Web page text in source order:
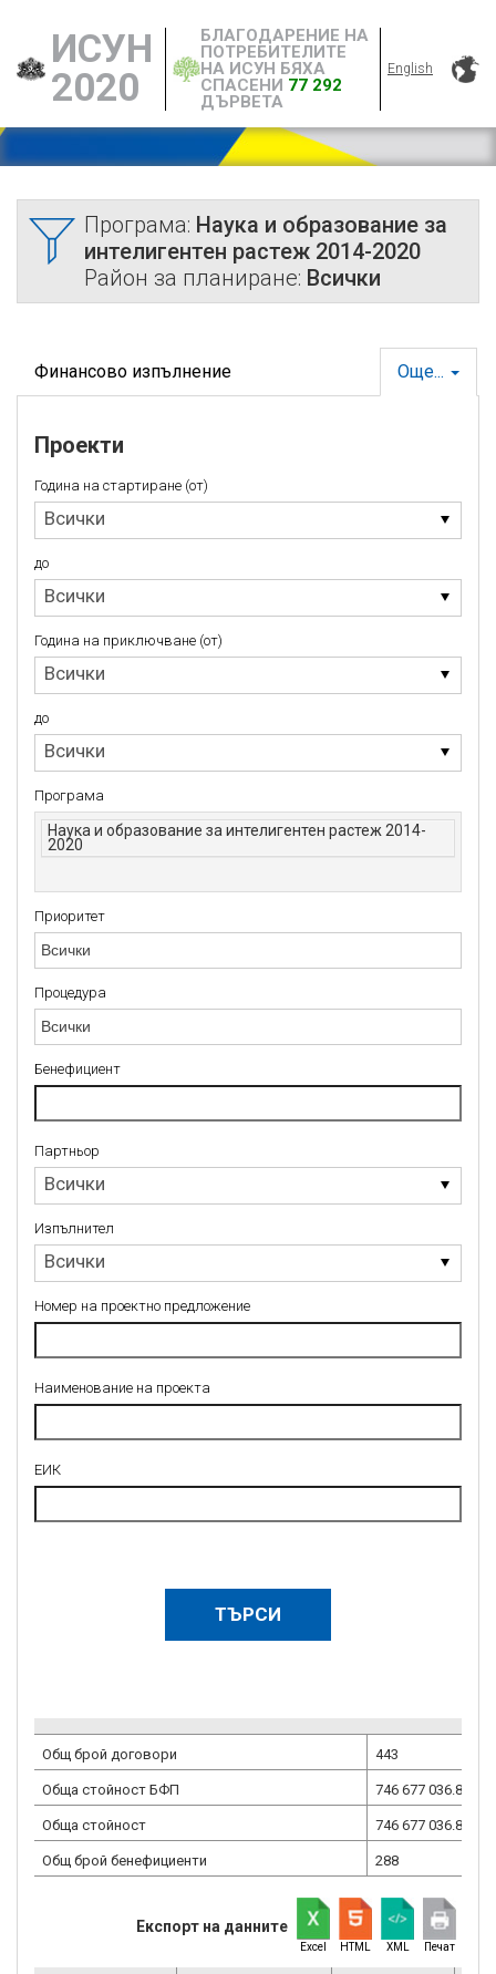
ИСУН
2020
БЛАГОДАРЕНИЕ НА
ПОТРЕБИТЕЛИТЕ
НА ИСУН БЯХА
СПАСЕНИ 77 292
ДЪРВЕТА
English
Програма: Наука и образование за
интелигентен растеж 2014-2020
Район за планиране: Всички
Още...
Финансово изпълнение
Проекти
Година на стартиране (от)
Всички
Година
на
стартиране
до
Всички
до
Година на приключване (от)
Всички
Година
на
приключване
до
Всички
до
Програма
Наука и образование за интелигентен растеж 2014-
2020
Приоритет
Приоритет
Процедура
Процедура
Бенефициент
Партньор
Всички
Партньор
Изпълнител
Всички
Изпълнител
Номер на проектно предложение
Наименование на проекта
ЕИК
Общ брой договори 443
Обща стойност БФП 746 677 036.87
Обща стойност 746 677 036.87
Общ брой бенефициенти 288
Експорт на данните
Excel HTML XML Печат